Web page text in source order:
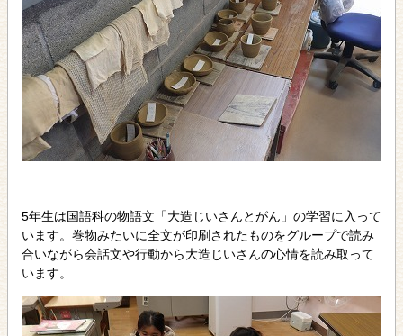
5年生は国語科の物語文「大造じいさんとがん」の学習に入って
います。巻物みたいに全文が印刷されたものをグループで読み
合いながら会話文や行動から大造じいさんの心情を読み取って
います。